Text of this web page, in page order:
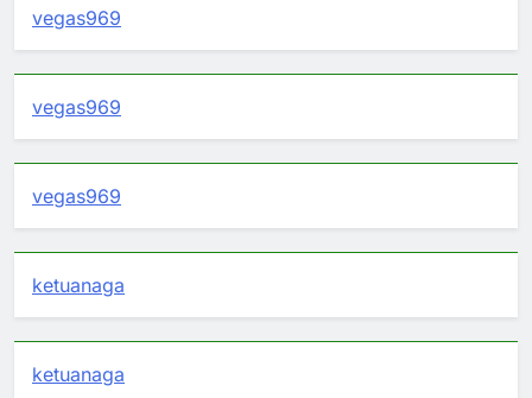
vegas969
vegas969
vegas969
ketuanaga
ketuanaga